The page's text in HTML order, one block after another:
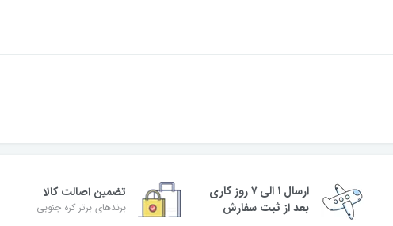
ارسال ۱ الی ۷ روز کاری
بعد از ثبت سفارش
تضمین اصالت کالا
برندهای برتر کره جنوبی